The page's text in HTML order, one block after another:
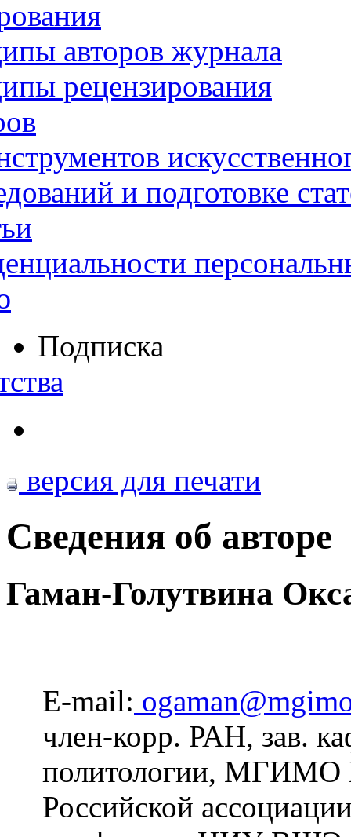
авторов журнала
рецензирования
и подготовке
Подписка
версия для печати
Сведения об авторе
Гаман-Голутвина
E-mail:
член-корр. РАН, зав.
политологии, МГИМО
Российской